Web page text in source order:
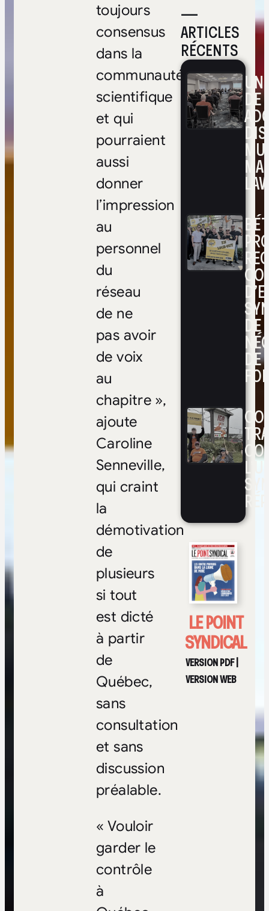
—
ARTICLES
RÉCENTS
DE
DE
DE
FOI
LE POINT
SYNDICAL
VERSION PDF|
VERSION WEB
toujours
consensus
dans la
communauté
scientifique
et qui
pourraient
aussi
donner
l’impression
au
personnel
du
réseau
de ne
pas avoir
de voix
au
chapitre »,
ajoute
Caroline
Senneville,
qui craint
la
démotivation
de
plusieurs
si tout
est dicté
à partir
de
Québec,
sans
consultation
et sans
discussion
préalable.
« Vouloir
garder le
contrôle
à